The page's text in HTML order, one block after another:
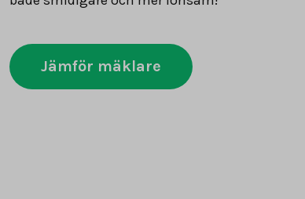
Jämför mäklare